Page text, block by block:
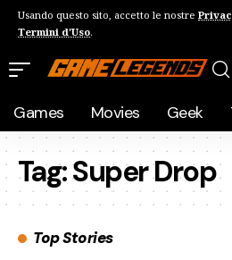
Usando questo sito, accetto le nostre
Termini d'Uso.
Games Movies Geek
Tag:Super Drop
Top Stories